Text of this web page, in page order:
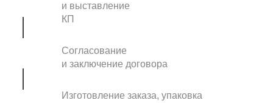
и выставление
КП
Согласование
и заключение договора
Изготовление заказа, упаковка